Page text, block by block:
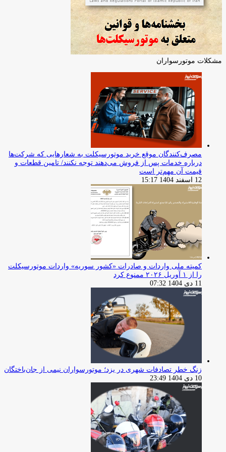
مشکلات موتورسواران
مصرف‌کنندگان موقع خرید موتورسیکلت به شعارهایی که شرکت‌ها
درباره خدمات پس از فروش می‌دهند توجه نکنند/ تامین قطعات و
قیمت آن مهم‌تر است
12 اسفند 1404 15:17
کمیته ملی واردات و صادرات «کشور سوریه» واردات موتورسیکلت
را از ۱ آوریل ۲۰۲۶ ممنوع کرد
11 دی 1404 07:32
زنگ خطر تصادفات شهری در یزد؛ موتورسواران نیمی از جان‌باختگان
10 دی 1404 23:49